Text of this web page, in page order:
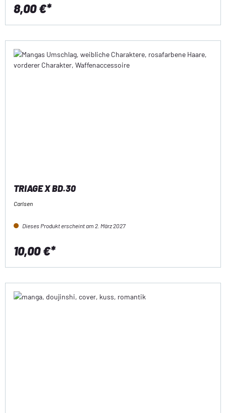
8,00 €*
TRIAGE X BD.30
Carlsen
Dieses Produkt erscheint am 2. März 2027
10,00 €*